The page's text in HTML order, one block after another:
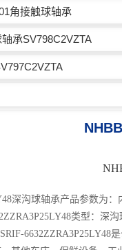
角接触球轴承
承SV798C2VZTA
深沟球轴承产品参数为：
类型：深沟
6632ZZRA3P25LY48